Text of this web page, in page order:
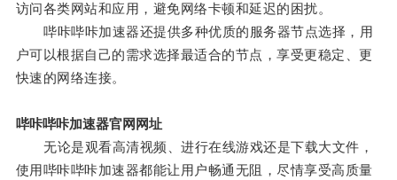
访问各类网站和应用，避免网络卡顿和延迟的困扰。
哔咔哔咔加速器还提供多种优质的服务器节点选择，用
户可以根据自己的需求选择最适合的节点，享受更稳定、更
快速的网络连接。
哔咔哔咔加速器官网网址
无论是观看高清视频、进行在线游戏还是下载大文件，
使用哔咔哔咔加速器都能让用户畅通无阻，尽情享受高质量